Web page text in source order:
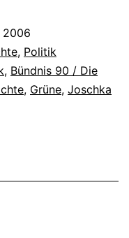
2006
, Politik
, Bündnis 90 / Die
, Grüne, Joschka